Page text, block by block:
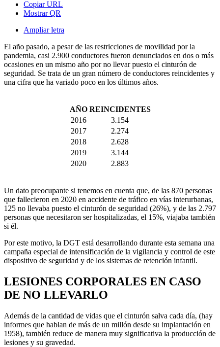
Copiar URL
Mostrar QR
Ampliar letra
El año pasado, a pesar de las restricciones de movilidad por la
pandemia, casi 2.900 conductores fueron denunciados en dos o más
ocasiones en un mismo año por no llevar puesto el cinturón de
seguridad. Se trata de un gran número de conductores reincidentes y
una cifra que ha variado poco en los últimos años.
AÑO REINCIDENTES
2016
3.154
2017
2.274
2018
2.628
2019
3.144
2020
2.883
Un dato preocupante si tenemos en cuenta que, de las 870 personas
que fallecieron en 2020 en accidente de tráfico en vías interurbanas,
125 no llevaba puesto el cinturón de seguridad (26%), y de las 2.797
personas que necesitaron ser hospitalizadas, el 15%, viajaba también
si él.
Por este motivo, la DGT está desarrollando durante esta semana una
campaña especial de intensificación de la vigilancia y control de este
dispositivo de seguridad y de los sistemas de retención infantil.
LESIONES CORPORALES EN CASO
DE NO LLEVARLO
Además de la cantidad de vidas que el cinturón salva cada día, (hay
informes que hablan de más de un millón desde su implantación en
1958), también reduce de manera muy significativa la producción de
lesiones y su gravedad.